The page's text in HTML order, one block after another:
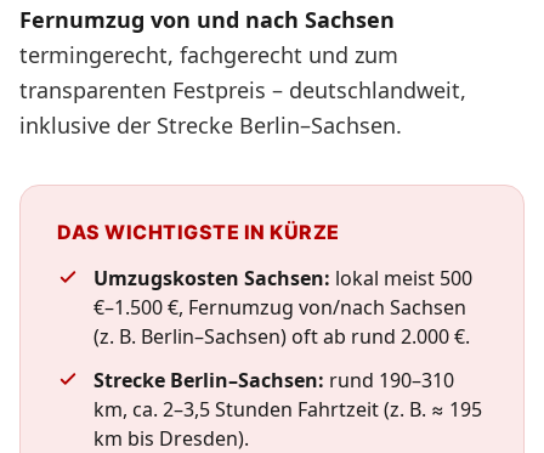
Fernumzug von und nach Sachsen
termingerecht, fachgerecht und zum
transparenten Festpreis – deutschlandweit,
inklusive der Strecke Berlin–Sachsen.
DAS WICHTIGSTE IN KÜRZE
Umzugskosten Sachsen: lokal meist 500
€–1.500 €, Fernumzug von/nach Sachsen
(z. B. Berlin–Sachsen) oft ab rund 2.000 €.
Strecke Berlin–Sachsen: rund 190–310
km, ca. 2–3,5 Stunden Fahrtzeit (z. B. ≈ 195
km bis Dresden).